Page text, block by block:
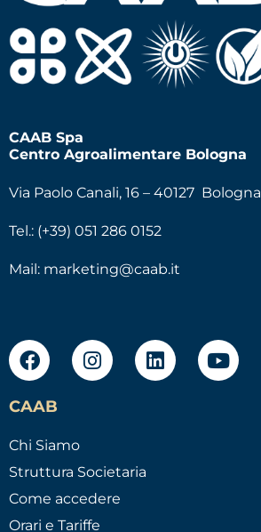
CAAB Spa
Centro Agroalimentare Bologna
Via Paolo Canali, 16 – 40127 Bologna
Tel.: (+39) 051 286 0152
Mail: marketing@caab.it
CAAB
Chi Siamo
Struttura Societaria
Come accedere
Orari e Tariffe